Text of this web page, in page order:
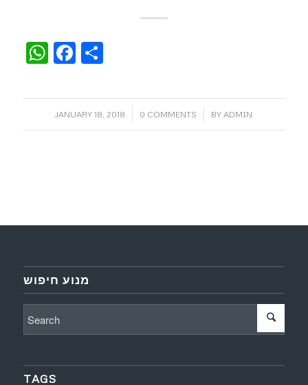
WhatsApp
Facebook
Share
JANUARY 18, 2018
/ 0 COMMENTS
/ BY ADMIN
מנוע חיפוש
TAGS